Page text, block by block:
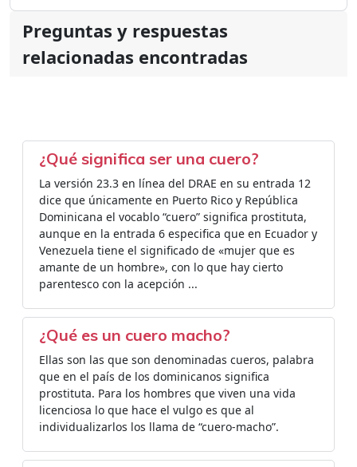
Preguntas y respuestas
relacionadas encontradas
¿Qué significa ser una cuero?
La versión 23.3 en línea del DRAE en su entrada 12
dice que únicamente en Puerto Rico y República
Dominicana el vocablo “cuero” significa prostituta,
aunque en la entrada 6 especifica que en Ecuador y
Venezuela tiene el significado de «mujer que es
amante de un hombre», con lo que hay cierto
parentesco con la acepción ...
¿Qué es un cuero macho?
Ellas son las que son denominadas cueros, palabra
que en el país de los dominicanos significa
prostituta. Para los hombres que viven una vida
licenciosa lo que hace el vulgo es que al
individualizarlos los llama de “cuero-macho”.